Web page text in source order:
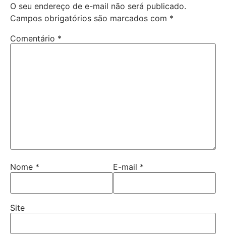
O seu endereço de e-mail não será publicado.
Campos obrigatórios são marcados com *
Comentário *
Nome * E-mail *
Site